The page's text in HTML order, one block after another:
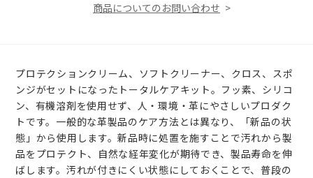
商品についてのお問い合わせ
プロテクションクリーム、ソフトクリーナー、クロス、スポ
ンジがセットになったトータルケアキット。フッ素、シリコ
ン、有機溶剤を使用せず、人・環境・革にやさしいプロダク
トです。一般的な革製品のケア方法とは異なり、「新品の状
態」から使用します。新品時に処置を施すことで汚れから製
品をプロテクト、自然な経年変化が期待でき、製品寿命を伸
ばします。汚れが付きにくい状態にしておくことで、普段の